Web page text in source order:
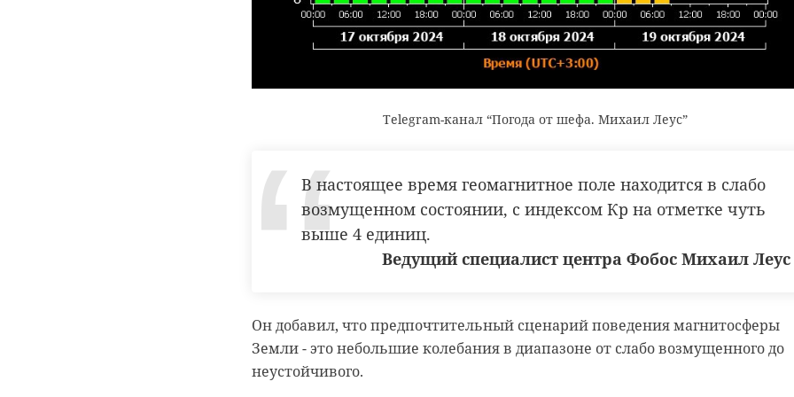
Telegram-канал “Погода от шефа. Михаил Леус”
В настоящее время геомагнитное поле находится в слабо
возмущенном состоянии, с индексом Кр на отметке чуть
выше 4 единиц.
Ведущий специалист центра Фобос Михаил Леус
Он добавил, что предпочтительный сценарий поведения магнитосферы
Земли - это небольшие колебания в диапазоне от слабо возмущенного до
неустойчивого.
старинная декоративная порода, которая отличается от других хохолком на
голове. Также их называют голландскими утками, хотя на самом деле они
соответствующего генотипа.
ленинградский зоопарк утка спб
ленобласть сметана знак качества